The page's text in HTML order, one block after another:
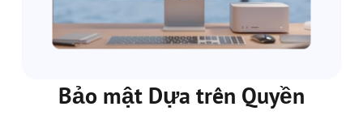
Bảo mật Dựa trên Quyền